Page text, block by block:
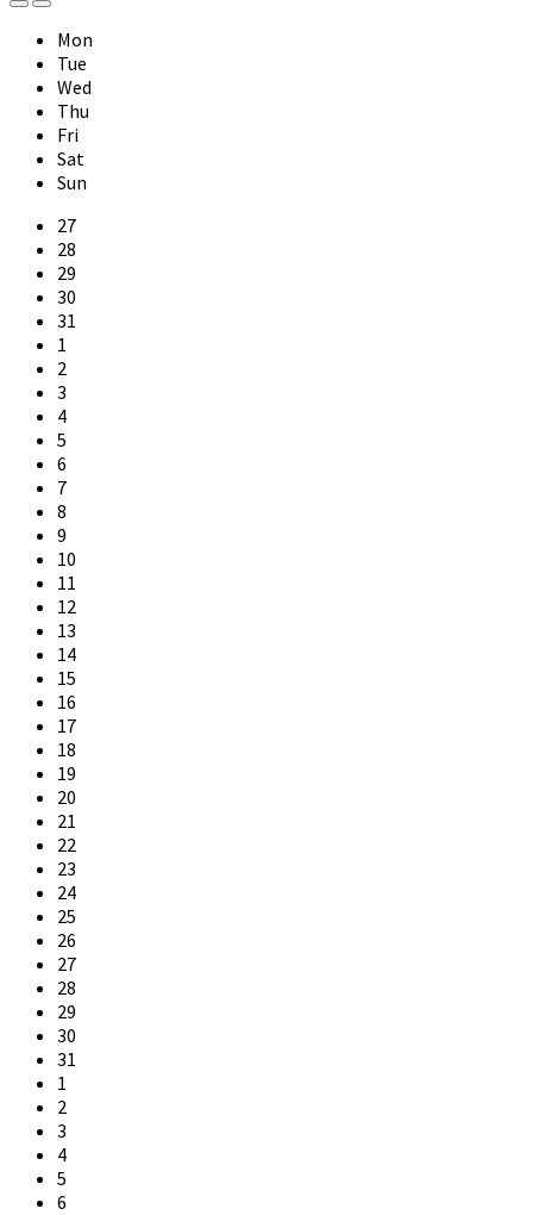
Previous
Month
Next
Month
Mon
Tue
Wed
Thu
Fri
Sat
Sun
Skip
calendar
days
27
28
29
30
31
1
2
3
4
5
6
7
8
9
10
11
12
13
14
15
16
17
18
19
20
21
22
23
24
25
26
27
28
29
30
31
1
2
3
4
5
6